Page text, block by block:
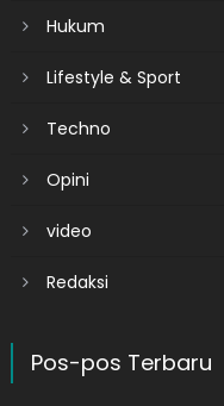
Hukum
Lifestyle & Sport
Techno
Opini
video
Redaksi
Pos-pos Terbaru